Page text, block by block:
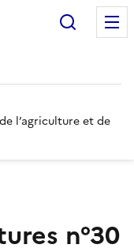
l’agriculture et de
n°30